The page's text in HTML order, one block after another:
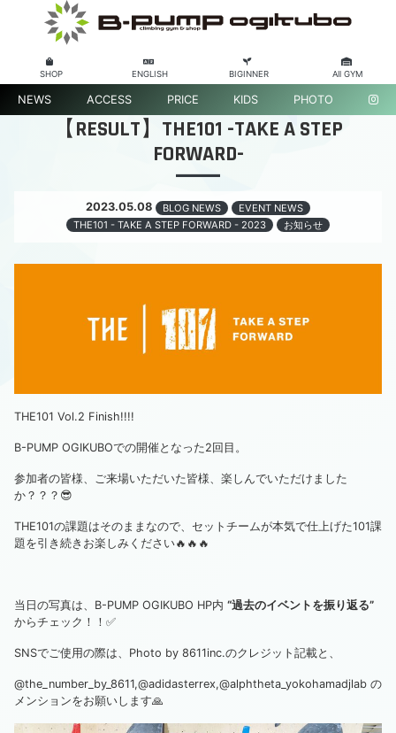
SHOP ENGLISH BIGINNER All GYM
NEWS ACCESS PRICE KIDS PHOTO
【RESULT】THE101 -TAKE A STEP
FORWARD-
2023.05.08 BLOG NEWS
EVENT NEWS
THE101 - TAKE A STEP FORWARD - 2023
お知らせ
THE101 Vol.2 Finish!!!!
B-PUMP OGIKUBOでの開催となった2回目。
参加者の皆様、ご来場いただいた皆様、楽しんでいただけました
か？？？😎
THE101の課題はそのままなので、セットチームが本気で仕上げた101課
題を引き続きお楽しみください🔥🔥🔥
当日の写真は、B-PUMP OGIKUBO HP内 “過去のイベントを振り返る”
からチェック！！✅
SNSでご使用の際は、Photo by 8611inc.のクレジット記載と、
@the_number_by_8611,@adidasterrex,@alphtheta_yokohamadjlab の
メンションをお願いします🙏